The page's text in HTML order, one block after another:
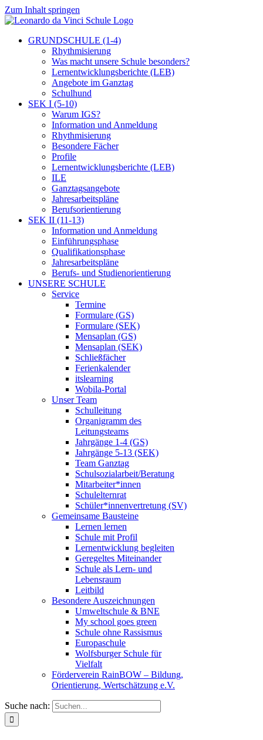
Zum Inhalt springen
GRUNDSCHULE (1-4)
Rhythmisierung
Was macht unsere Schule besonders?
Lernentwicklungsberichte (LEB)
Angebote im Ganztag
Schulhund
SEK I (5-10)
Warum IGS?
Information und Anmeldung
Rhythmisierung
Besondere Fächer
Profile
Lernentwicklungsberichte (LEB)
ILE
Ganztagsangebote
Jahresarbeitspläne
Berufsorientierung
SEK II (11-13)
Information und Anmeldung
Einführungsphase
Qualifikationsphase
Jahresarbeitspläne
Berufs- und Studienorientierung
UNSERE SCHULE
Service
Termine
Formulare (GS)
Formulare (SEK)
Mensaplan (GS)
Mensaplan (SEK)
Schließfächer
Ferienkalender
itslearning
Wobila-Portal
Unser Team
Schulleitung
Organigramm des
Leitungsteams
Jahrgänge 1-4 (GS)
Jahrgänge 5-13 (SEK)
Team Ganztag
Schulsozialarbeit/Beratung
Mitarbeiter*innen
Schulelternrat
Schüler*innenvertretung (SV)
Gemeinsame Bausteine
Lernen lernen
Schule mit Profil
Lernentwicklung begleiten
Geregeltes Miteinander
Schule als Lern- und
Lebensraum
Leitbild
Besondere Auszeichnungen
Umweltschule & BNE
My school goes green
Schule ohne Rassismus
Europaschule
Wolfsburger Schule für
Vielfalt
Förderverein RainBOW – Bildung,
Orientierung, Wertschätzung e.V.
Suche nach: